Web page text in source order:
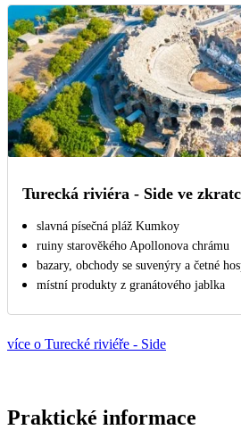
Turecká riviéra - Side ve
slavná písečná pláž Kumkoy
ruiny starověkého Apollonova chrámu
bazary, obchody se suvenýry a četné
místní produkty z granátového jablka
více o Turecké riviéře - Side
Praktické informace